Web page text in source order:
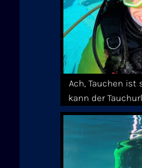
Ach, Tauchen ist
kann der